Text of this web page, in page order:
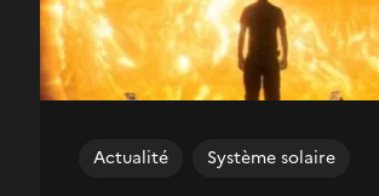
Actualité Système solaire